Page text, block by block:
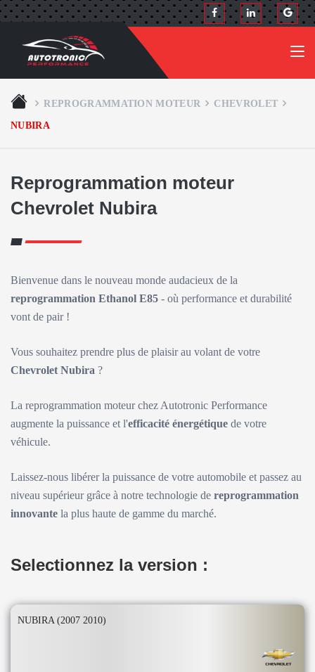
REPROGRAMMATION MOTEUR
CHEVROLET
NUBIRA
Reprogrammation moteur
Chevrolet Nubira
Bienvenue dans le nouveau monde audacieux de la
reprogrammation Ethanol E85 - où performance et durabilité
vont de pair !
Vous souhaitez prendre plus de plaisir au volant de votre
Chevrolet Nubira ?
La reprogrammation moteur chez Autotronic Performance
augmente la puissance et l'efficacité énergétique de votre
véhicule.
Laissez-nous libérer la puissance de votre automobile et passez au
niveau supérieur grâce à notre technologie de reprogrammation
innovante la plus haute de gamme du marché.
Selectionnez la version :
NUBIRA (2007 2010)